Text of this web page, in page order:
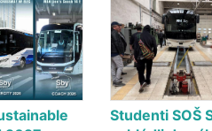
Studenti SOŠ